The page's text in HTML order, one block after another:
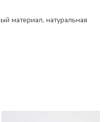
материал, натуральная